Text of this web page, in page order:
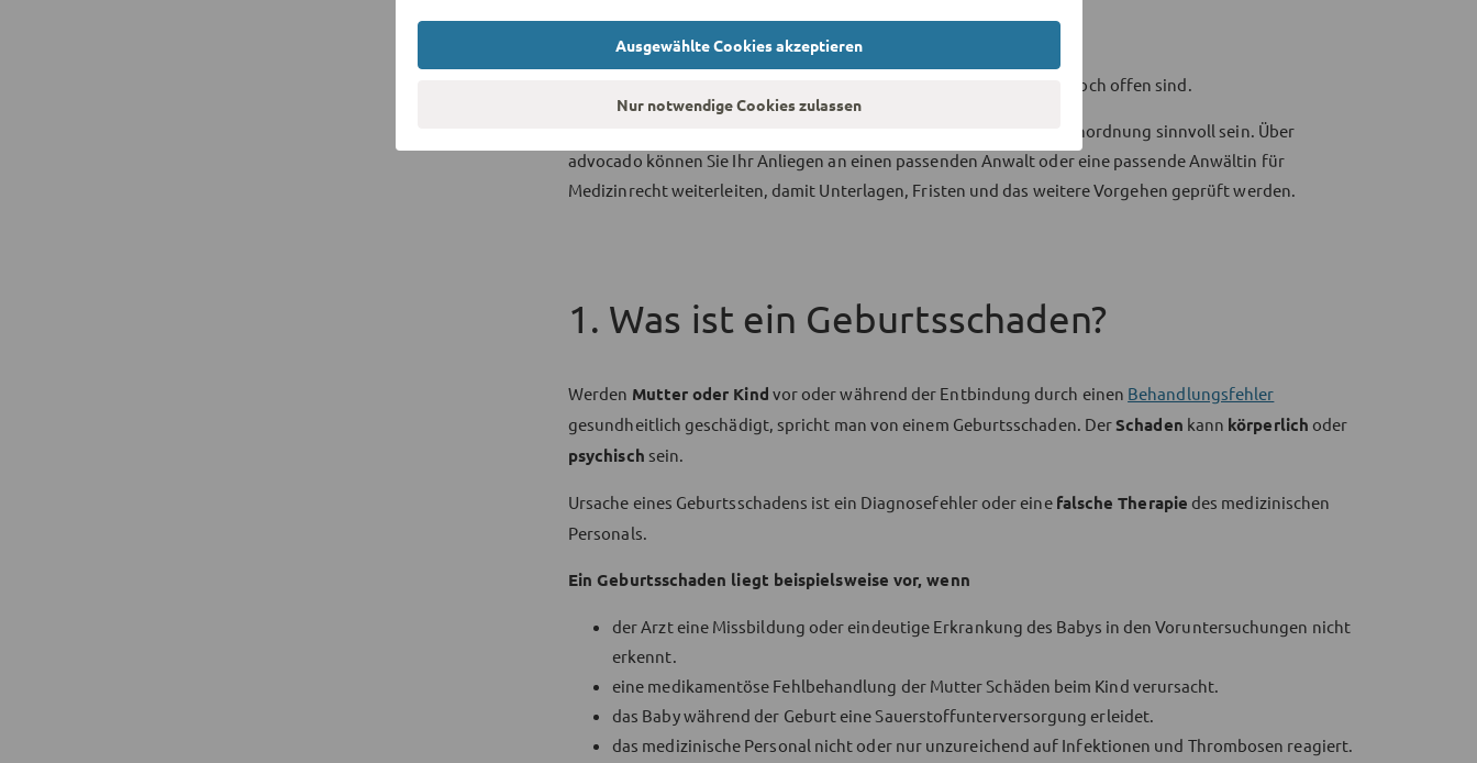
gegen wen Ansprüche im konkreten Fall zu richten sind,
wie hoch eine angemessene Entschädigung ausfällt,
welche Langzeitfolgen bereits sicher feststehen und welche noch offen sind.
Wenn ein konkreter Verdacht besteht, kann eine frühe rechtliche Einordnung sinnvoll sein. Über
advocado können Sie Ihr Anliegen an einen passenden Anwalt oder eine passende Anwältin für
Medizinrecht weiterleiten, damit Unterlagen, Fristen und das weitere Vorgehen geprüft werden.
1. Was ist ein Geburtsschaden?
Werden Mutter oder Kind vor oder während der Entbindung durch einen Behandlungsfehler
gesundheitlich geschädigt, spricht man von einem Geburtsschaden. DerSchaden kann körperlich oder
psychisch sein.
Ursache eines Geburtsschadens ist ein Diagnosefehler oder eine falsche Therapie des medizinischen
Personals.
Ein Geburtsschaden liegt beispielsweise vor, wenn
der Arzt eine Missbildung oder eindeutige Erkrankung des Babys in den Voruntersuchungen nicht
erkennt.
eine medikamentöse Fehlbehandlung der Mutter Schäden beim Kind verursacht.
das Baby während der Geburt eine Sauerstoffunterversorgung erleidet.
das medizinische Personal nicht oder nur unzureichend auf Infektionen und Thrombosen reagiert.
Ausgewählte Cookies akzeptieren
Nur notwendige Cookies zulassen